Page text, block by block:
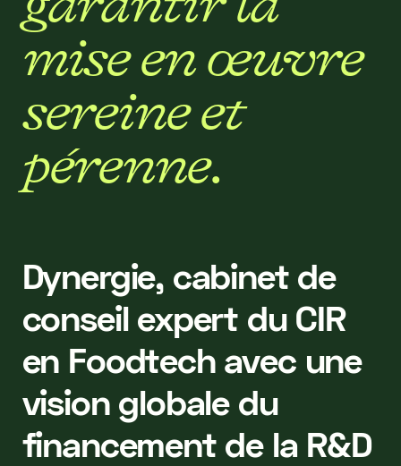
mise en œuvre
sereine et
pérenne.
Dynergie, cabinet de
conseil expert du CIR
en Foodtech avec une
vision globale du
financement de la R&D